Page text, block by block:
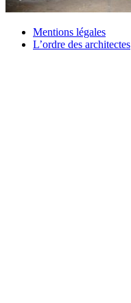
Mentions légales
L’ordre des architectes